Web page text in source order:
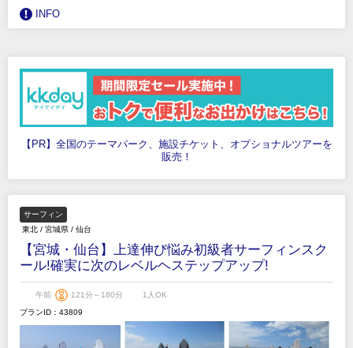
INFO
【PR】全国のテーマパーク、施設チケット、オプショナルツアーを
販売！
サーフィン
東北 / 宮城県 / 仙台
【宮城・仙台】上達伸び悩み初級者サーフィンスク
ール!確実に次のレベルヘステップアップ!
午前 121分～180分
1人OK
プランID：43809